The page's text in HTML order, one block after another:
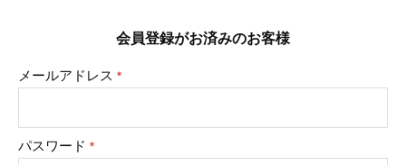
会員登録がお済みのお客様
メールアドレス
(必
パスワード
(必